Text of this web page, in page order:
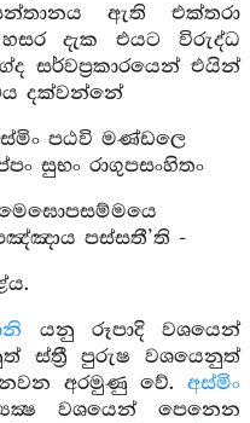
ඇති එක්තරා
දැක එයට විරුද්ධ
සර්වප්‍රකාරයෙන් එයින්
දක්වන්නේ
පඨවි මණ්ඩලෙ
සුභං රාගුපසංහිතං
පස්සතී’ති -
යනු රූපාදි වශයෙන්
ස්ත්‍රී පුරුෂ වශයෙනුත්
අරමුණු වේ. අස්මිං
වශයෙන් පෙනෙන